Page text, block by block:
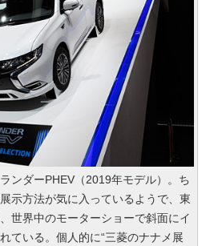
ンダーPHEV（2019年モデル）。ち
示方法が気に入っているようで、東
世界中のモーターショーで斜面にイ
ている。個人的に“三菱のナナメ展